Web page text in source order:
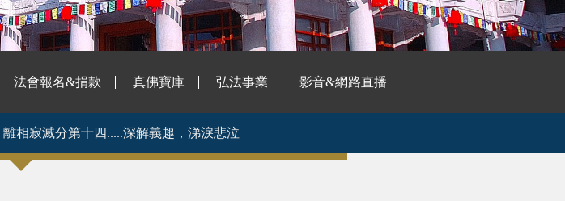
法會報名&捐款 真佛寶庫 弘法事業 影音&網路直播
相寂滅分第十四.....深解義趣，涕淚悲泣